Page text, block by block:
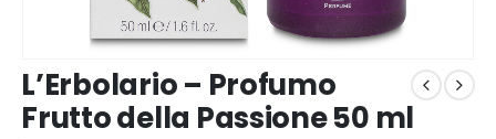
L’Erbolario – Profumo
Frutto della Passione 50 ml